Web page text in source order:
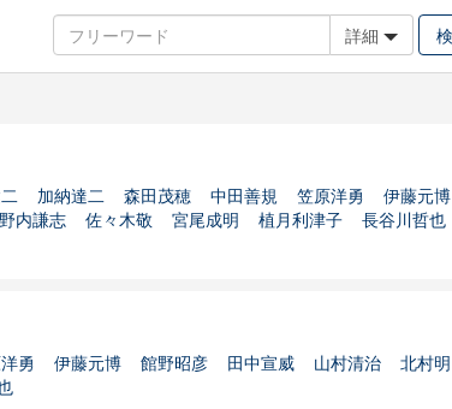
詳細
加納達二 森田茂穂 中田善規 笠原洋勇 伊藤元博
内謙志 佐々木敬 宮尾成明 植月利津子 長谷川哲也
勇 伊藤元博 館野昭彦 田中宣威 山村清治 北村明